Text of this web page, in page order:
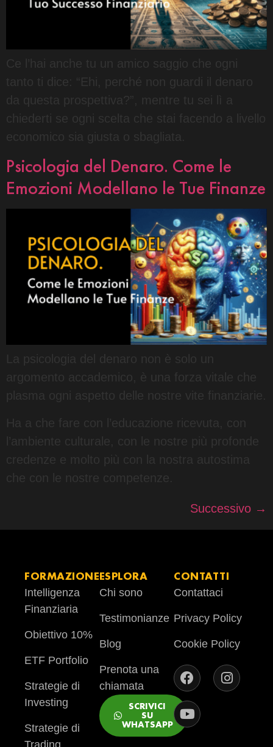
Ce l’hai anche tu un amico saggio che ogni
tanto ti dice: “Ehi, perché non guardi il denaro
da questa prospettiva?”, mentre tu sei lì a
chiederti se ogni scelta che stai facendo a livello
economico sia giusta o sbagliata.
Psicologia del Denaro. Come le
Emozioni Modellano le Tue Finanze
La psicologia del denaro non è solo un
argomento accademico, è una forza vitale che
plasma ogni aspetto delle nostre vite finanziarie.
Ha a che fare con l’educazione ricevuta, con
l’ambiente culturale, con le nostre più profonde
credenze e molto più con la nostra autostima
che con le nostre competenze.
Successivo →
FORMAZIONE
Intelligenza
Finanziaria
Obiettivo 10%
ETF Portfolio
Strategie di
Investing
Strategie di
Trading
ESPLORA
Chi sono
Testimonianze
Blog
Prenota una
chiamata
SCRIVICI
SU
WHATSAPP
CONTATTI
Contattaci
Privacy Policy
Cookie Policy